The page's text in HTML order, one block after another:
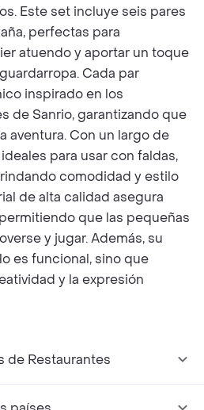
Este set incluye seis pares
perfectas para
atuendo y aportar un toque
Cada par
inspirado en los
de Sanrio, garantizando que
aventura. Con un largo de
para usar con faldas,
comodidad y estilo
de alta calidad asegura
que las pequeñas
y jugar. Además, su
es funcional, sino que
y la expresión
de Restaurantes